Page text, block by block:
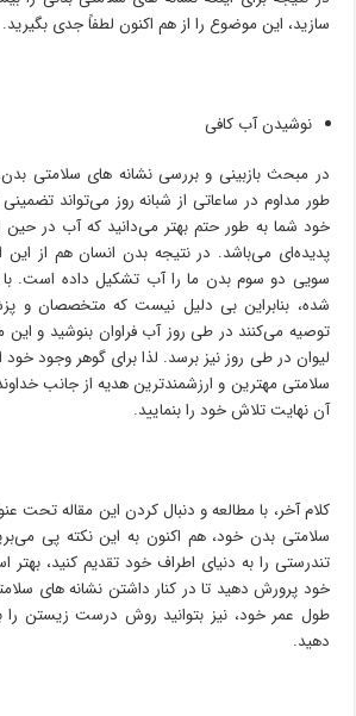
سازید، این موضوع را از هم اکنون لطفاً جدی بگیرید.
نوشیدن آب کافی
در مبحث بازبینی و بررسی نشانه‌ های سلامتی
طور مداوم در ساعاتی از شبانه روز می‌تواند
خود شما به طور حتم بهتر می‌دانید که آب در حین
پدیده‌ای می‌باشد. در نتیجه بدن انسان هم از
سویی دو سوم بدن ما را آب تشکیل داده است. با
شده، بنابراین بی دلیل نیست که متخصصان و
لیوان در طی روز نیز برسد. لذا برای گوهر وجود
سلامتی مهترین و ارزشمندترین هدیه از جانب
آن نهایت تلاش خود را بنمایید.
کلام آخر، با مطالعه و دنبال کردن این مقاله تحت
سلامتی بدن خود، هم اکنون به این نکته پی
تندرستی را به دنیای اطراف خود تقدیم کنید، بهتر
خود پرورش دهید تا در کنار داشتن نشانه‌ های
طول عمر خود، نیز بتوانید روش درست زیستن را
دهید.